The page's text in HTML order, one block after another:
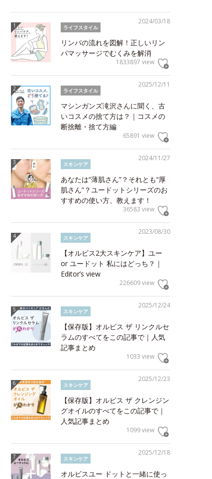
2024/03/18
ライフスタイル
リンパの流れを図解！正しいリン
パマッサージでむくみを解消
1833897 view
2025/12/11
ライフスタイル
マシンガンズ滝沢さんに聞く、古
いコスメの捨て方は？｜コスメの
断捨離・捨て方編
65891 view
2024/11/27
スキンケア
あなたは“薄肌さん”？それとも“厚
肌さん”？ユードットシリーズのお
すすめの使い方、教えます！
36583 view
2023/08/30
スキンケア
【オルビス2大スキンケア】ユー
or ユードット 私にはどっち？｜
Editor’s view
226609 view
2025/12/24
スキンケア
【保存版】オルビス ザ リンクルセ
ラムのすべてをこの記事で｜人気
記事まとめ
1033 view
2025/12/23
スキンケア
【保存版】オルビス ザ クレンジン
グオイルのすべてをこの記事で｜
人気記事まとめ
1099 view
2025/12/18
スキンケア
オルビスユー ドットと一緒に使っ